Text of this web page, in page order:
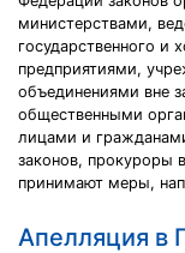
министерствами,
государственного и
предприятиями,
объединениями вне
общественными
лицами и
законов, прокуроры
принимают меры,
Апелляция в